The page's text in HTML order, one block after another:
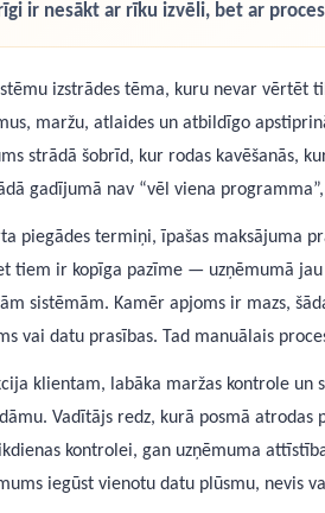
ir nesākt ar rīku izvēli, bet ar
izstrādes tēma, kuru nevar vērtēt
maržu, atlaides un atbildīgo
strādā šobrīd, kur rodas kavēšanās,
gadījumā nav “vēl viena
piegādes termiņi, īpašas maksājuma
ir kopīga pazīme — uzņēmumā jau
sistēmām. Kamēr apjoms ir mazs,
vai datu prasības. Tad manuālais
klientam, labāka maržas kontrole
Vadītājs redz, kurā posmā
kontrolei, gan uzņēmuma
iegūst vienotu datu plūsmu, nevis